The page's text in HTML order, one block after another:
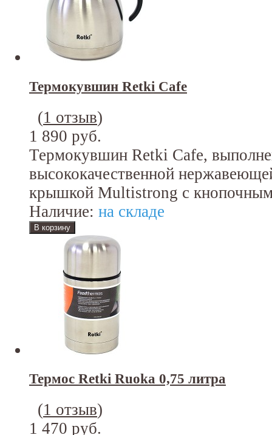
Термокувшин Retki Cafе
(1 отзыв)
1 890 руб.
Термокувшин Retki Cafе,
высококачественной
крышкой Multistrong с
Наличие: на складе
Термос Retki Ruoka 0,75 литра
(1 отзыв)
1 470 руб.